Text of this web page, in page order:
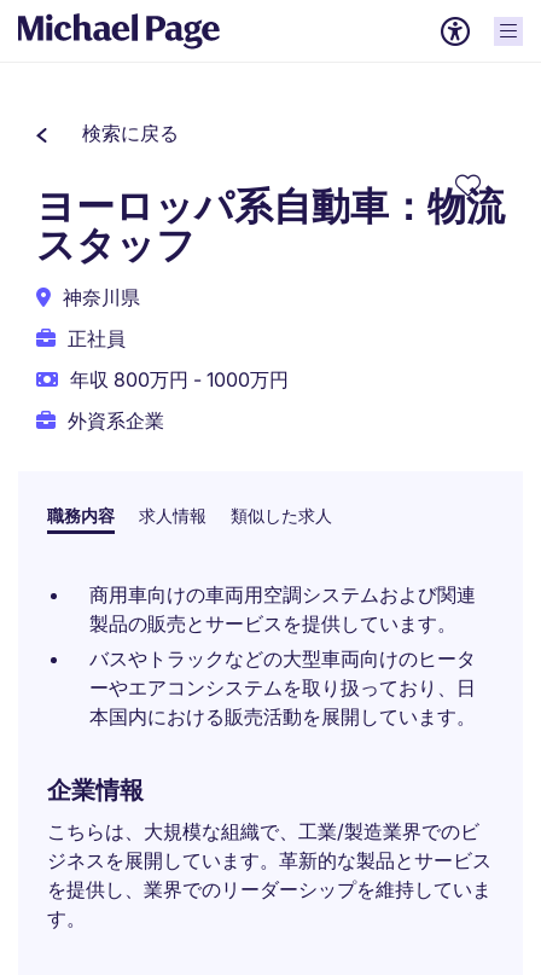
検索に戻る
ヨーロッパ系自動車：物流
スタッフ
神奈川県
正社員
年収 800万円 - 1000万円
外資系企業
職務内容 求人情報 類似した求人
商用車向けの車両用空調システムおよび関連
製品の販売とサービスを提供しています。
バスやトラックなどの大型車両向けのヒータ
ーやエアコンシステムを取り扱っており、日
本国内における販売活動を展開しています。
企業情報
こちらは、大規模な組織で、工業/製造業界でのビ
ジネスを展開しています。革新的な製品とサービス
を提供し、業界でのリーダーシップを維持していま
す。